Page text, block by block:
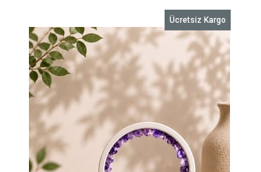
Ücretsiz Kargo